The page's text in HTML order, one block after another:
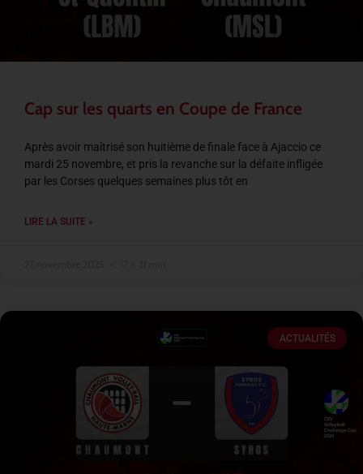
Cap sur les quarts en Coupe de France
Après avoir maîtrisé son huitième de finale face à Ajaccio ce
mardi 25 novembre, et pris la revanche sur la défaite infligée
par les Corses quelques semaines plus tôt en
LIRE LA SUITE »
ACTUALITÉS